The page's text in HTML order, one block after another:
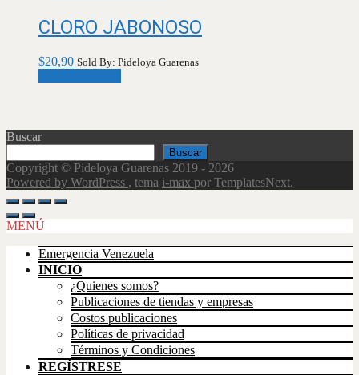
CLORO JABONOSO
$20,90 Sold By: Pideloya Guarenas
Buscar
Buscar
Copyright © Pideloya Guarenas 2019 - 2026
Powered by WordPress , tema i-max por TemplatesNext.
Scroll
Up
MENÚ
Emergencia Venezuela
INICIO
¿Quienes somos?
Publicaciones de tiendas y empresas
Costos publicaciones
Políticas de privacidad
Términos y Condiciones
REGÍSTRESE